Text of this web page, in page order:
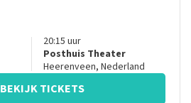
20:15 uur
Posthuis Theater
Heerenveen, Nederland
BEKIJK TICKETS